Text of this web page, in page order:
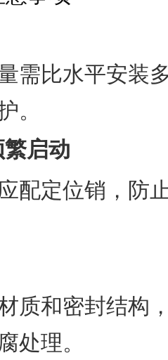
需比水平安装
。
启动
配定位销，防
质和密封结构
处理。